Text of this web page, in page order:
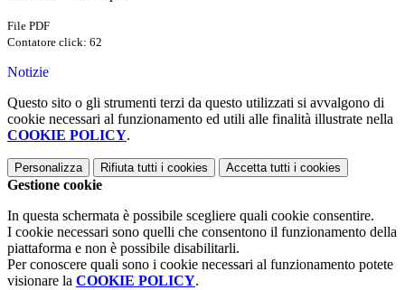
File PDF
Contatore click: 62
Notizie
Questo sito o gli strumenti terzi da questo utilizzati si avvalgono di
cookie necessari al funzionamento ed utili alle finalità illustrate nella
COOKIE POLICY.
Personalizza Rifiuta tutti i cookies Accetta tutti i cookies
Gestione cookie
In questa schermata è possibile scegliere quali cookie consentire.
I cookie necessari sono quelli che consentono il funzionamento della
piattaforma e non è possibile disabilitarli.
Per conoscere quali sono i cookie necessari al funzionamento potete
visionare la COOKIE POLICY.